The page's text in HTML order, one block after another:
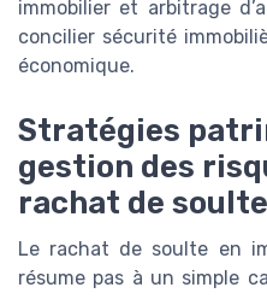
immobilier et arbitrage
concilier sécurité
économique.
Stratégies
gestion des
rachat de soulte
Le rachat de soulte en
résume pas à un simple